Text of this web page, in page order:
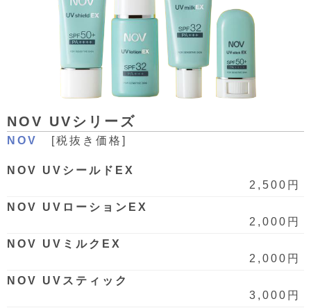
NOV UVシリーズ
NOV [税抜き価格]
NOV UVシールドEX
2,500円
NOV UVローションEX
2,000円
NOV UVミルクEX
2,000円
NOV UVスティック
3,000円